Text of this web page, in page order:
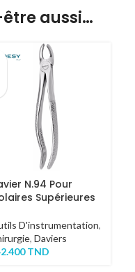
aussi…
N.94 Pour
Supérieures
D'instrumentation,
, Daviers
TND